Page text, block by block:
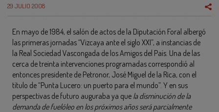
29 JULIO 2008
En mayo de 1984, el salón de actos de la Diputación Foral albergó
las primeras jornadas “Vizcaya ante el siglo XXI”, a instancias de
la Real Sociedad Vascongada de los Amigos del País. Una de las
cerca de treinta intervenciones programadas correspondió al
entonces presidente de Petronor, José Miguel de la Rica, con el
título de “Punta Lucero: un puerto para el mundo”. Y en sus
perspectivas de futuro auguraba ya que la disminución de la
demanda de fuelóleo en los próximos años será parcialmente